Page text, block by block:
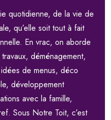
quotidienne, de la vie de
qu’elle soit tout à fait
En vrac, on aborde
déménagement,
de menus, déco
développement
avec la famille,
Sous Notre Toit, c’est